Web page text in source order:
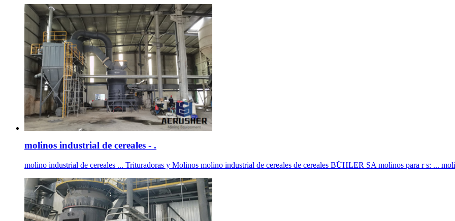
molinos industrial de cereales - .
molino industrial de cereales ... Trituradoras y Molinos molino industrial de cereales de cereales BÜHLER SA molinos para r s: ...